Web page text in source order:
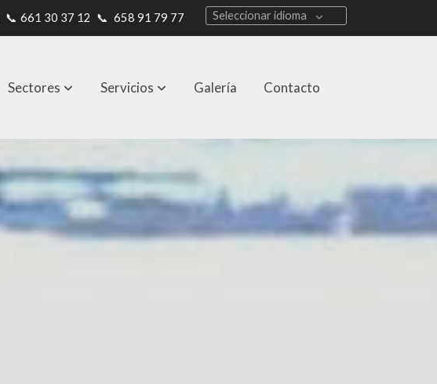
📞 661 30 37 12 📞 658 91 79 77 Seleccionar idioma
Sectores Servicios Galería Contacto